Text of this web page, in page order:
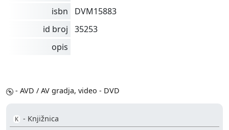
isbn
DVM15883
id broj
35253
opis
- AVD / AV gradja, video - DVD
K - Knjižnica